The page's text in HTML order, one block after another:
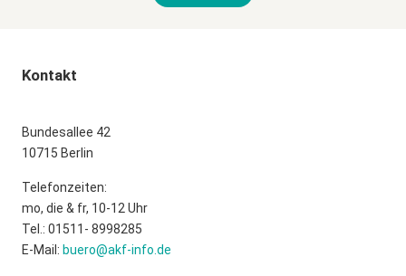
Kontakt
Bundesallee 42
10715 Berlin
Telefonzeiten:
mo, die & fr, 10-12 Uhr
Tel.: 01511- 8998285
E-Mail: buero@akf-info.de